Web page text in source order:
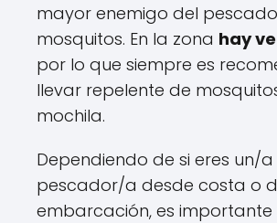
mayor enemigo del
mosquitos. En la zona hay
por lo que siempre es
llevar repelente de
mochila.
Dependiendo de si eres un/a
pescador/a desde costa o
embarcación, es